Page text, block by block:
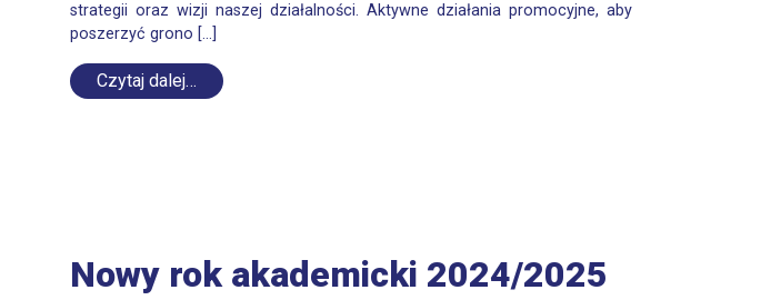
strategii oraz wizji naszej działalności. Aktywne działania promocyjne, aby
poszerzyć grono […]
Czytaj dalej…
Nowy rok akademicki 2024/2025